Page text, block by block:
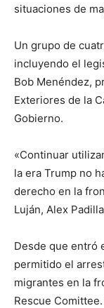
situaciones de
Un grupo de
incluyendo el
Bob Menéndez,
Exteriores de la
Gobierno.
«Continuar
la era Trump no
derecho en la
Luján, Alex
Desde que entró
permitido el
migrantes en la
Rescue Comittee.